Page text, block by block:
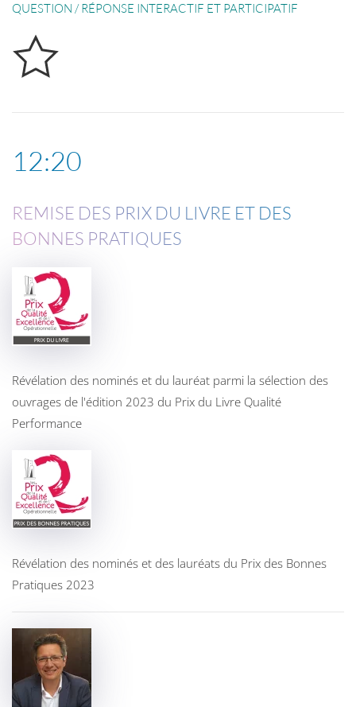
QUESTION / RÉPONSE INTERACTIF ET PARTICIPATIF
12:20
REMISE DES PRIX DU LIVRE ET DES
BONNES PRATIQUES
Révélation des nominés et du lauréat parmi la sélection des
ouvrages de l'édition 2023 du Prix du Livre Qualité
Performance
Révélation des nominés et des lauréats du Prix des Bonnes
Pratiques 2023